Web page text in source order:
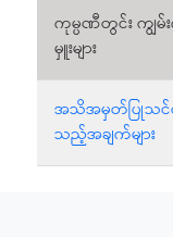
ကုမ္ပဏီတွင်း ကျွမ်
မှူးများ
အသိအမှတ်ပြုသင်တ
သည့်အချက်များ